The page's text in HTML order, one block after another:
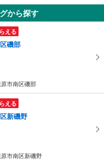
から探す
える
磯部
市南区磯部
える
新磯野
市南区新磯野